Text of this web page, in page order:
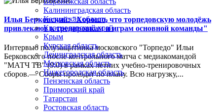
Илья Берковский: "Хорошо, что торпедовскую молодёжь
привлекают к тренировкам и играм основной команды"
Интервью полузащитника московского "Торпедо" Ильи
Берковского после контрольного матча с медиакомандой
"МАТЧ ТВ" (9:0) в рамках летних учебно-тренировочных
сборов.— Сборы проходят по плану. Всю нагрузку,...
Калининградская область
Калужская область
Краснодарский край
Крым
Курская область
Ленинградская область
Московская область
Нижегородская область
Пензенская область
Приморский край
Татарстан
Ростовская область